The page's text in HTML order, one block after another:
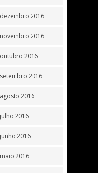
dezembro 2016
novembro 2016
outubro 2016
setembro 2016
agosto 2016
julho 2016
junho 2016
maio 2016